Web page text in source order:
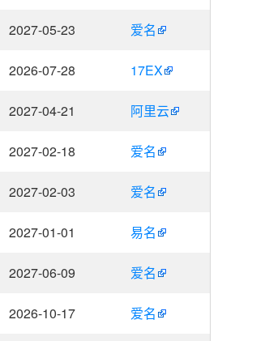
2027-05-23 爱名
2026-07-28 17EX
2027-04-21 阿里云
2027-02-18 爱名
2027-02-03 爱名
2027-01-01 易名
2027-06-09 爱名
2026-10-17 爱名